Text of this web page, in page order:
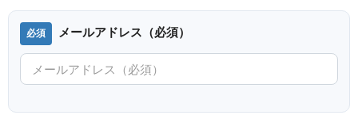
メールアドレス（必須）